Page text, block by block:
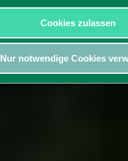
Cookies zulassen
Nur notwendige Cookies